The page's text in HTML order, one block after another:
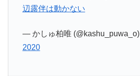
辺露伴は動かない
— かしゅ柏唯 (@kashu_puwa_o)
2020